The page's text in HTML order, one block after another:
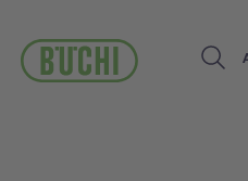
utama
Search